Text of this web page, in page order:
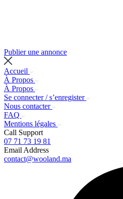
Publier une annonce
Accueil
À Propos
À Propos
Se connecter / s’enregister
Nous contacter
FAQ
Mentions légales
Call Support
07 71 73 19 81
Email Address
contact@wooland.ma